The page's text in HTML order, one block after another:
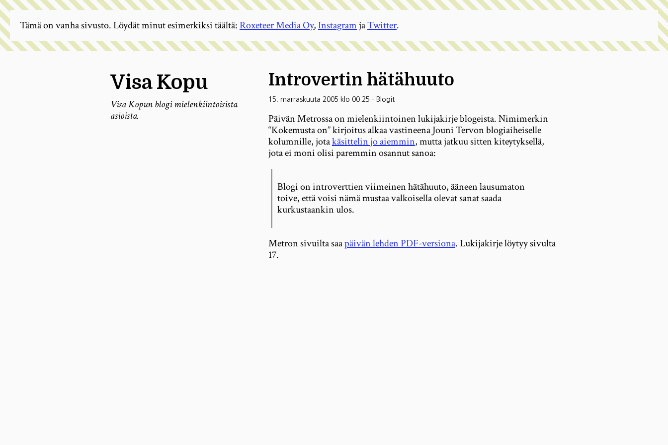
Visa Kopu
Visa Kopun blogi mielenkiintoisista
asioista.
Introvertin hätähuuto
15. marraskuuta 2005 klo 00.25 - Blogit
Päivän Metrossa on mielenkiintoinen lukijakirje blogeista. Nimimerkin
“Kokemusta on” kirjoitus alkaa vastineena Jouni Tervon blogiaiheiselle
kolumnille, jotakäsittelin jo aiemmin, mutta jatkuu sitten kiteytyksellä,
jota ei moni olisi paremmin osannut sanoa:
Blogi on introverttien viimeinen hätähuuto, ääneen lausumaton
toive, että voisi nämä mustaa valkoisella olevat sanat saada
kurkustaankin ulos.
Metron sivuilta saapäivän lehden PDF-versiona. Lukijakirje löytyy sivulta
17.
Tämä on vanha sivusto. Löydät minut esimerkiksi täältä:Roxeteer Media Oy,InstagramjaTwitter.